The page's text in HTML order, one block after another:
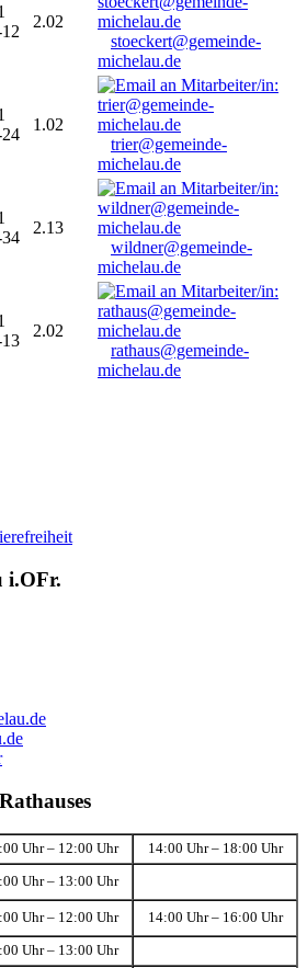
2.02
stoeckert@gemeinde-
michelau.de
1.02
trier@gemeinde-
michelau.de
2.13
wildner@gemeinde-
michelau.de
2.02
rathaus@gemeinde-
michelau.de
i.OFr.
Uhr – 12:00 Uhr 14:00 Uhr – 18:00 Uhr
Uhr – 13:00 Uhr
Uhr – 12:00 Uhr 14:00 Uhr – 16:00 Uhr
Uhr – 13:00 Uhr